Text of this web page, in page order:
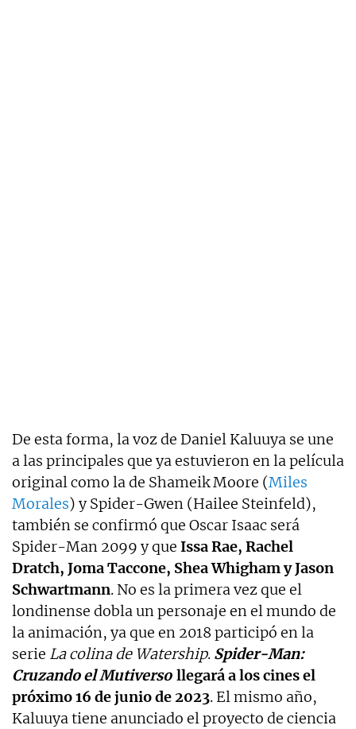
De esta forma, la voz de Daniel Kaluuya se une
a las principales que ya estuvieron en la película
original como la de Shameik Moore (Miles
Morales) y Spider-Gwen (Hailee Steinfeld),
también se confirmó que Oscar Isaac será
Spider-Man 2099 y que Issa Rae, Rachel
Dratch, Joma Taccone, Shea Whigham y Jason
Schwartmann. No es la primera vez que el
londinense dobla un personaje en el mundo de
la animación, ya que en 2018 participó en la
serie La colina de Watership. Spider-Man:
Cruzando el Mutiverso llegará a los cines el
próximo 16 de junio de 2023. El mismo año,
Kaluuya tiene anunciado el proyecto de ciencia